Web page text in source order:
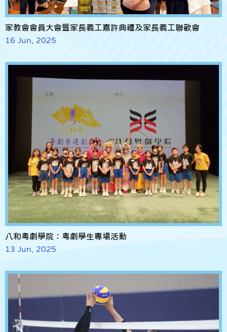
家教會會員大會暨家長義工嘉許典禮及家長義工聯歡會
16 Jun, 2025
八和粵劇學院：粵劇學生專場活動
13 Jun, 2025